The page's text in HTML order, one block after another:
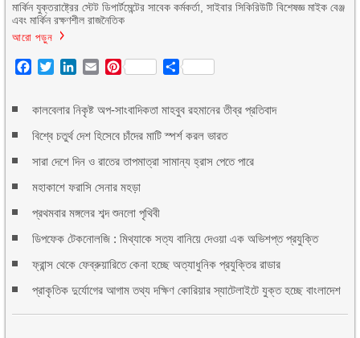
মার্কিন যুক্তরাষ্ট্রের স্টেট ডিপার্টমেন্টের সাবেক কর্মকর্তা, সাইবার সিকিরিউটি বিশেষজ্ঞ মাইক বেঞ্জ
এবং মার্কিন রক্ষণশীল রাজনৈতিক
আরো পড়ুন
Facebook
TwitterLinkedIn
EmailPinterest Share
কালবেলার নিকৃষ্ট অপ-সাংবাদিকতা মাহবুব রহমানের তীব্র প্রতিবাদ
বিশ্বে চতুর্থ দেশ হিসেবে চাঁদের মাটি স্পর্শ করল ভারত
সারা দেশে দিন ও রাতের তাপমাত্রা সামান্য হ্রাস পেতে পারে
মহাকাশে ফরাসি সেনার মহড়া
প্রথমবার মঙ্গলের শব্দ শুনলো পৃথিবী
ডিপফেক টেকনোলজি : মিথ্যাকে সত্য বানিয়ে দেওয়া এক অভিশপ্ত প্রযুক্তি
ফ্রান্স থেকে ফেব্রুয়ারিতে কেনা হচ্ছে অত্যাধুনিক প্রযুক্তির রাডার
প্রাকৃতিক দুর্যোগের আগাম তথ্য দক্ষিণ কোরিয়ার স্যাটেলাইটে যুক্ত হচ্ছে বাংলাদেশ